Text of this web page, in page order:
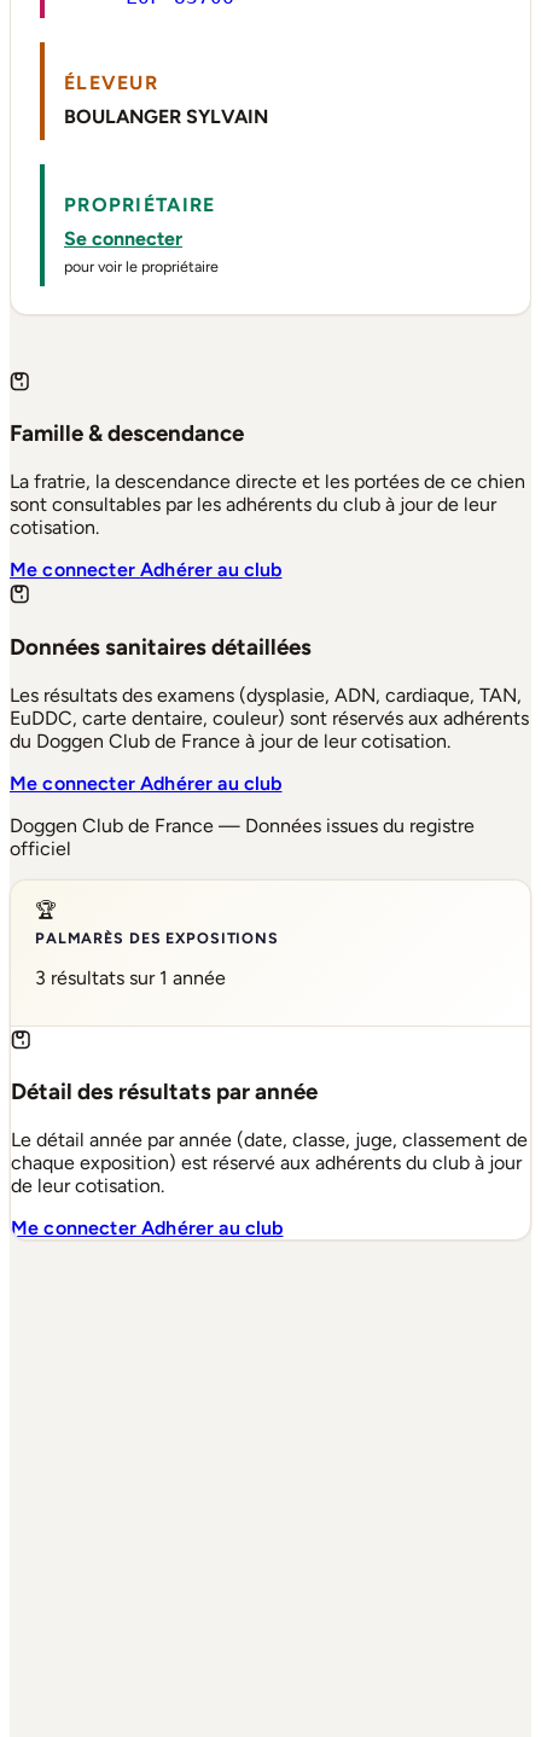
ÉLEVEUR
BOULANGER SYLVAIN
PROPRIÉTAIRE
Se connecter
pour voir le propriétaire
Famille & descendance
La fratrie, la descendance directe et les portées de ce chien
sont consultables par les adhérents du club à jour de leur
cotisation.
Me connecterAdhérer au club
Données sanitaires détaillées
Les résultats des examens (dysplasie, ADN, cardiaque, TAN,
EuDDC, carte dentaire, couleur) sont réservés aux adhérents
du Doggen Club de France à jour de leur cotisation.
Me connecterAdhérer au club
Doggen Club de France — Données issues du registre
officiel
🏆
PALMARÈS DES EXPOSITIONS
3 résultats sur 1 année
Détail des résultats par année
Le détail année par année (date, classe, juge, classement de
chaque exposition) est réservé aux adhérents du club à jour
de leur cotisation.
Me connecterAdhérer au club